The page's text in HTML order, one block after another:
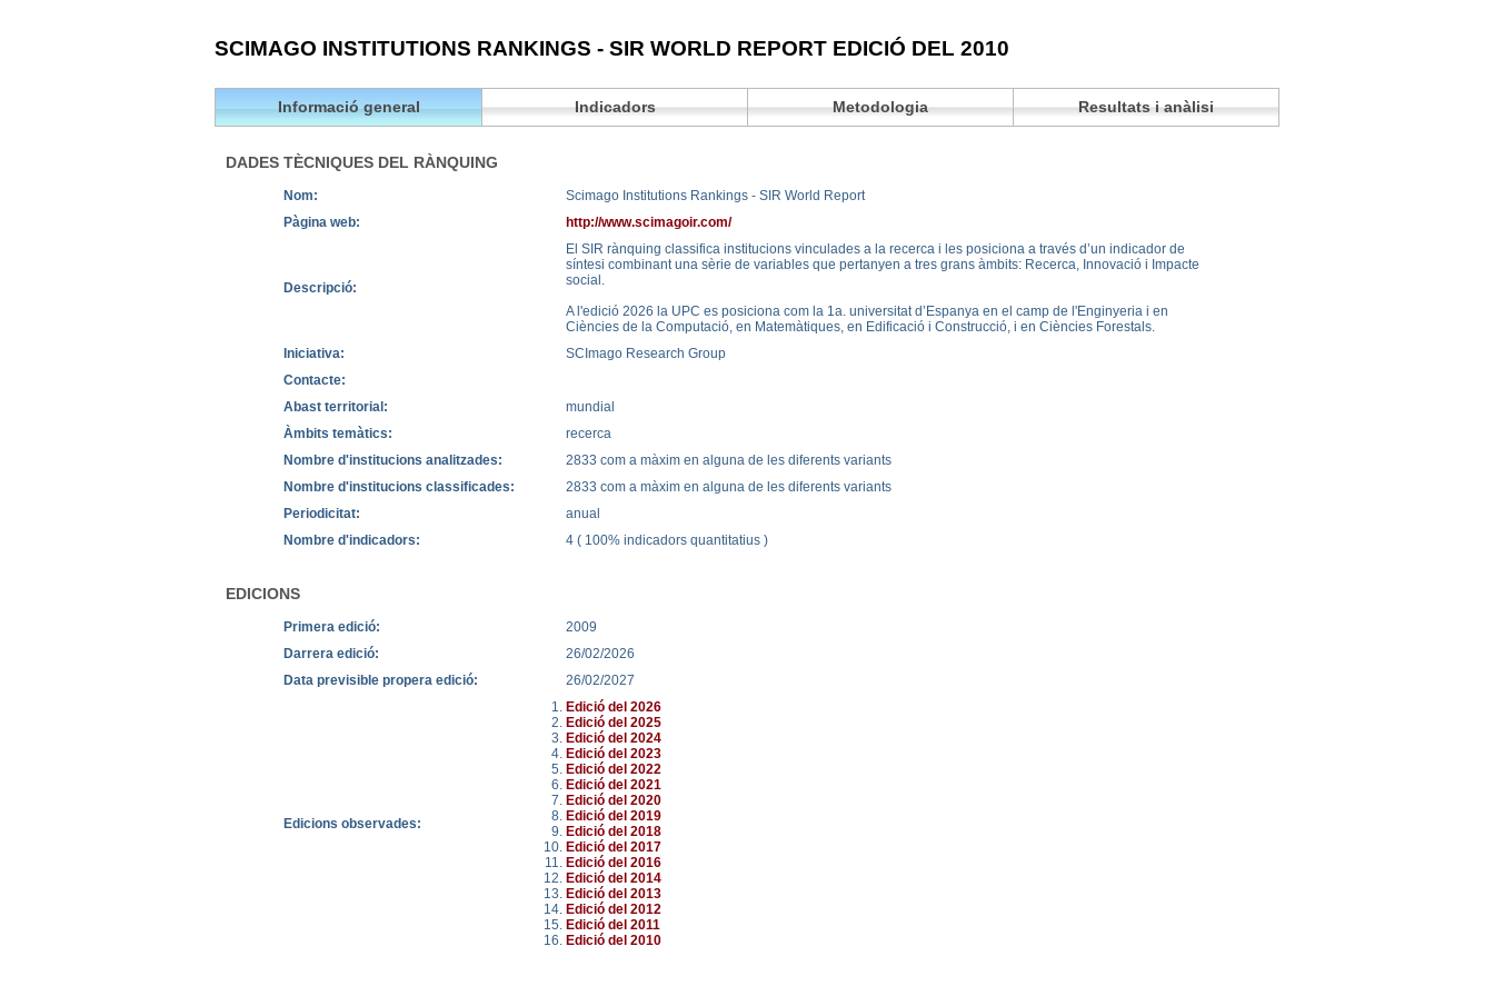
SCIMAGO INSTITUTIONS RANKINGS - SIR WORLD REPORT EDICIÓ DEL 2010
Informació general Indicadors Metodologia Resultats i anàlisi
DADES TÈCNIQUES DEL RÀNQUING
Nom:
Scimago Institutions Rankings - SIR World Report
Pàgina web:
http://www.scimagoir.com/
Descripció:
El SIR rànquing classifica institucions vinculades a la recerca i les posiciona a través d’un indicador de
síntesi combinant una sèrie de variables que pertanyen a tres grans àmbits: Recerca, Innovació i Impacte
social.
A l'edició 2026 la UPC es posiciona com la 1a. universitat d’Espanya en el camp de l'Enginyeria i en
Ciències de la Computació, en Matemàtiques, en Edificació i Construcció, i en Ciències Forestals.
Iniciativa:
SCImago Research Group
Contacte:
Abast territorial:
mundial
Àmbits temàtics:
recerca
Nombre d'institucions analitzades:
2833 com a màxim en alguna de les diferents variants
Nombre d'institucions classificades:
2833 com a màxim en alguna de les diferents variants
Periodicitat:
anual
Nombre d'indicadors:
4 ( 100% indicadors quantitatius )
EDICIONS
Primera edició:
2009
Darrera edició:
26/02/2026
Data previsible propera edició:
26/02/2027
Edicions observades:
Edició del 2026
Edició del 2025
Edició del 2024
Edició del 2023
Edició del 2022
Edició del 2021
Edició del 2020
Edició del 2019
Edició del 2018
Edició del 2017
Edició del 2016
Edició del 2014
Edició del 2013
Edició del 2012
Edició del 2011
Edició del 2010